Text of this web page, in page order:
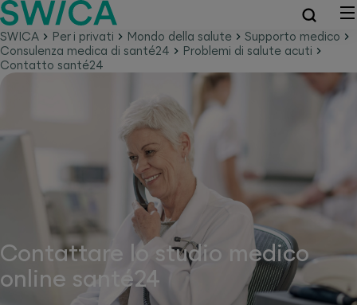
SWICA Per i privati Mondo della salute
Supporto medico
Consulenza medica di santé24
Problemi di salute acuti
Contatto santé24
Contattare lo studio medico
online santé24